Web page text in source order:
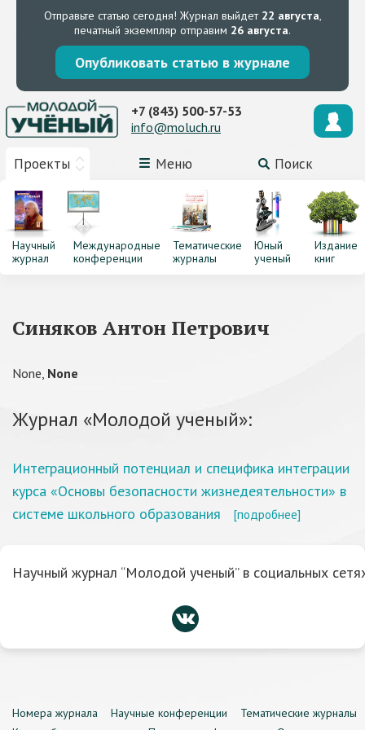
Отправьте статью сегодня! Журнал выйдет 22 августа,
печатный экземпляр отправим 26 августа.
Опубликовать статью в журнале
Проекты Меню Поиск
+7 (843) 500-57-53
info@moluch.ru
Научный
журнал
Международные
конференции
Тематические
журналы
Юный
ученый
Издание
книг
Синяков Антон Петрович
None, None
Журнал «Молодой ученый»:
Интеграционный потенциал и специфика интеграции
курса «Основы безопасности жизнедеятельности» в
системе школьного образования
[подробнее]
Научный журнал “Молодой ученый” в социальных
Номера журнала Научные конференции
Тематические журналы